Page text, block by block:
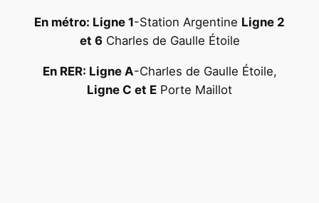
En métro: Ligne 1-Station Argentine Ligne 2
et 6Charles de Gaulle Étoile
En RER: Ligne A-Charles de Gaulle Étoile,
Ligne C et E Porte Maillot